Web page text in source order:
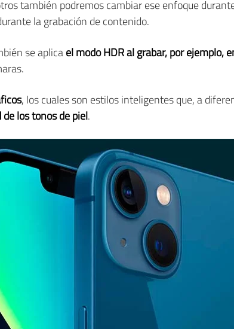
también podremos cambiar ese enfoque
la grabación de contenido.
se aplicael modo HDR al grabar, por ejemplo,
, los cuales son estilos inteligentes que, a
los tonos de piel.